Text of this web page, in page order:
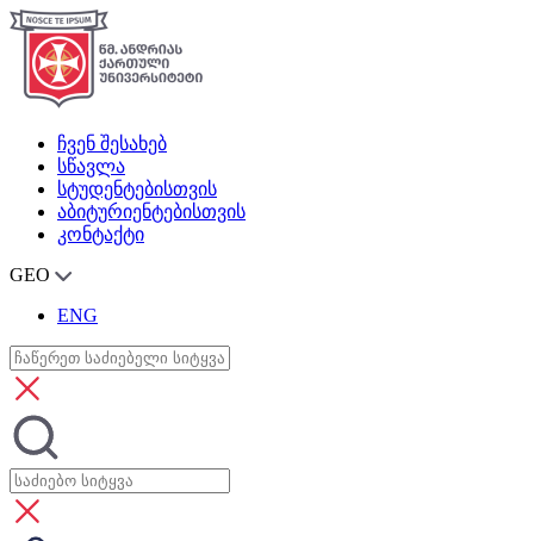
ჩვენ შესახებ
სწავლა
სტუდენტებისთვის
აბიტურიენტებისთვის
კონტაქტი
GEO
ENG